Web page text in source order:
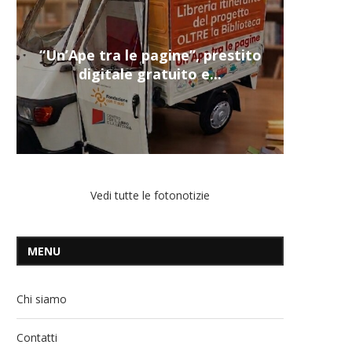
Nuovi servizi per i più fragili a
Montecalvario...
Vedi tutte le fotonotizie
MENU
Chi siamo
Contatti